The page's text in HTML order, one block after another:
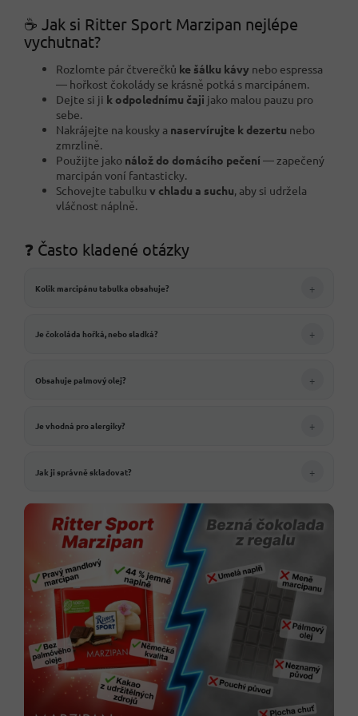
☕ Jak si Ritter Sport Marzipan nejlépe
vychutnat?
Rozlomte pár čtverečků ke šálku kávy nebo espressa
— hořkost čokolády se krásně potká s marcipánem.
Dejte si ji k odpolednímu čaji jako malou pauzu pro
sebe.
Nakrájejte na kousky a naservírujte k dezertu nebo
zmrzlině.
Použijte jako nálož do domácího pečení — zapečený
marcipán voní fantasticky.
Schovejte tabulku v chladu a suchu , aby si udržela
vláčnost náplně.
❓ Často kladené otázky
Kolik marcipánu tabulka obsahuje? +
Je čokoláda hořká, nebo sladká? +
Obsahuje palmový olej? +
Je vhodná pro alergiky? +
Jak ji správně skladovat? +